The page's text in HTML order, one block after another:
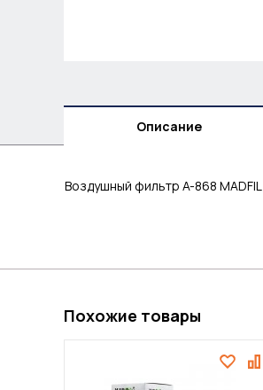
Описание
Воздушный фильтр A-868 MADFIL
Похожие товары